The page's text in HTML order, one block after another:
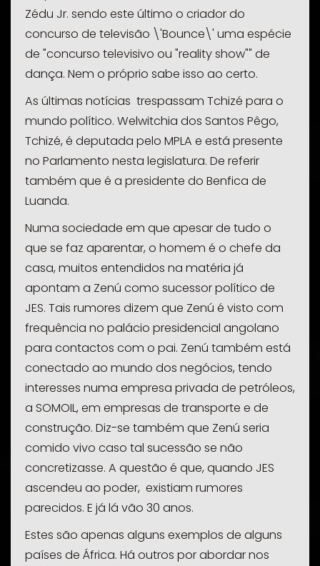
Zédu Jr. sendo este último o criador do
concurso de televisão \'Bounce\' uma espécie
de "concurso televisivo ou "reality show"" de
dança. Nem o próprio sabe isso ao certo.
As últimas notícias trespassam Tchizé para o
mundo político. Welwitchia dos Santos Pêgo,
Tchizé, é deputada pelo MPLA e está presente
no Parlamento nesta legislatura. De referir
também que é a presidente do Benfica de
Luanda.
Numa sociedade em que apesar de tudo o
que se faz aparentar, o homem é o chefe da
casa, muitos entendidos na matéria já
apontam a Zenú como sucessor político de
JES. Tais rumores dizem que Zenú é visto com
frequência no palácio presidencial angolano
para contactos com o pai. Zenú também está
conectado ao mundo dos negócios, tendo
interesses numa empresa privada de petróleos,
a SOMOIL, em empresas de transporte e de
construção. Diz-se também que Zenú seria
comido vivo caso tal sucessão se não
concretizasse. A questão é que, quando JES
ascendeu ao poder, existiam rumores
parecidos. E já lá vão 30 anos.
Estes são apenas alguns exemplos de alguns
países de África. Há outros por abordar nos